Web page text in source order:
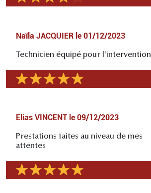
Naïla JACQUIER le 01/12/2023
Technicien équipé pour l'intervention
Elias VINCENT le 09/12/2023
Prestations faites au niveau de mes
attentes